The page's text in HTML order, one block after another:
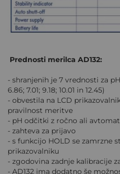
Prednosti merilca AD132:
- shranjenih je 7 vrednosti za
6.86; 7.01; 9.18; 10.01 in 12.45)
- obvestila na LCD
pravilnost meritve
- pH odčitki z ročno ali
- zahteva za prijavo
- s funkcijo HOLD se zamrzne
prikazovalniku
- zgodovina zadnje kalibracije
- AD132 ima dodatno še